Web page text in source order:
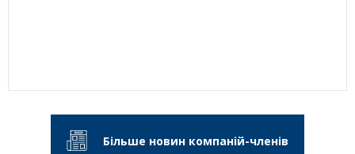
Більше новин компаній-членів